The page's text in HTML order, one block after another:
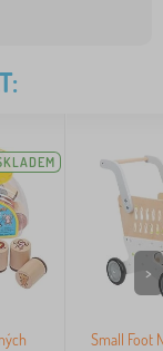
Small Foot
>